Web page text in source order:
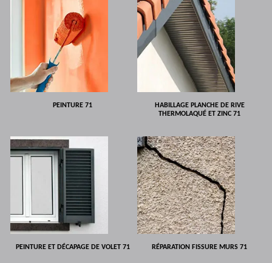
PEINTURE 71
HABILLAGE PLANCHE DE RIVE
THERMOLAQUÉ ET ZINC 71
PEINTURE ET DÉCAPAGE DE VOLET 71 RÉPARATION FISSURE MURS 71